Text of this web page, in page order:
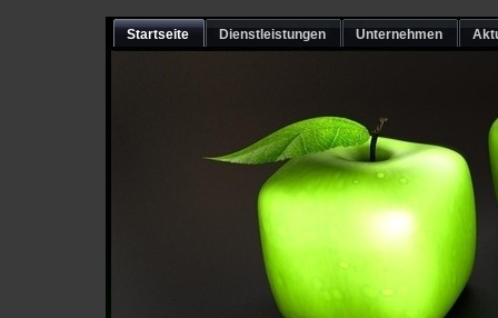
Startseite Dienstleistungen Unternehmen